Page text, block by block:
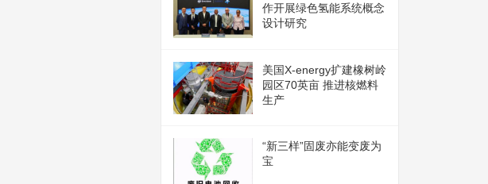
作开展绿色氢能系统概念
设计研究
美国X-energy扩建橡树岭
园区70英亩 推进核燃料
生产
“新三样”固废亦能变废为
宝